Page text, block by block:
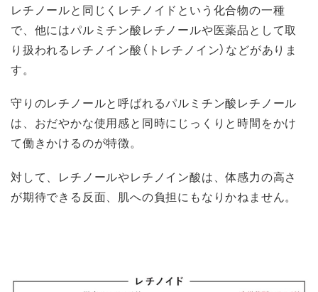
レチノールと同じくレチノイドという化合物の一種
で、他にはパルミチン酸レチノールや医薬品として取
り扱われるレチノイン酸（トレチノイン）などがありま
す。
守りのレチノールと呼ばれるパルミチン酸レチノール
は、おだやかな使用感と同時にじっくりと時間をかけ
て働きかけるのが特徴。
対して、レチノールやレチノイン酸は、体感力の高さ
が期待できる反面、肌への負担にもなりかねません。